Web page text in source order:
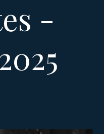
-